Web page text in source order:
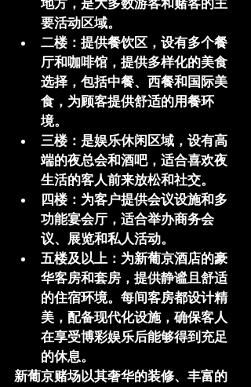
地方，是大多数游客和赌客的主
要活动区域。
二楼：提供餐饮区，设有多个餐
厅和咖啡馆，提供多样化的美食
选择，包括中餐、西餐和国际美
食，为顾客提供舒适的用餐环
境。
三楼：是娱乐休闲区域，设有高
端的夜总会和酒吧，适合喜欢夜
生活的客人前来放松和社交。
四楼：为客户提供会议设施和多
功能宴会厅，适合举办商务会
议、展览和私人活动。
五楼及以上 ：为新葡京酒店的豪
华客房和套房，提供静谧且舒适
的住宿环境。每间客房都设计精
美，配备现代化设施，确保客人
在享受博彩娱乐后能够得到充足
的休息。
新葡京赌场以其奢华的装修、丰富的